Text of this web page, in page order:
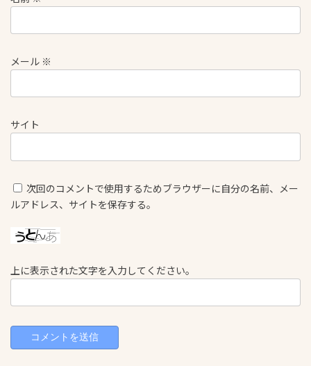
メール ※
サイト
次回のコメントで使用するためブラウザーに自分の名前、メー
ルアドレス、サイトを保存する。
上に表示された文字を入力してください。